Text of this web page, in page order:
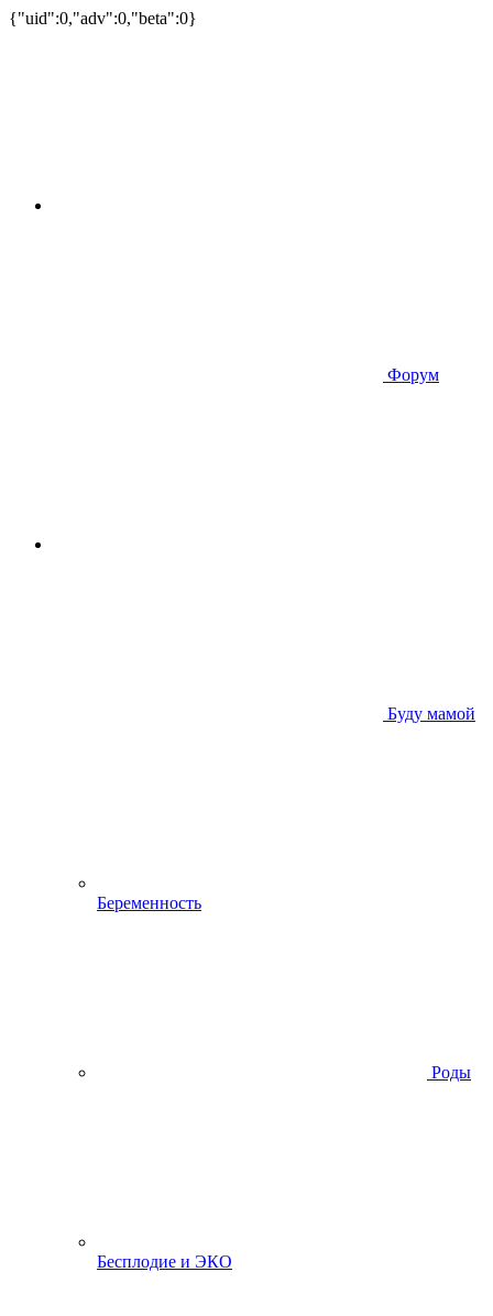
{"uid":0,"adv":0,"beta":0}
Форум
Буду мамой
Беременность
Роды
Бесплодие и ЭКО